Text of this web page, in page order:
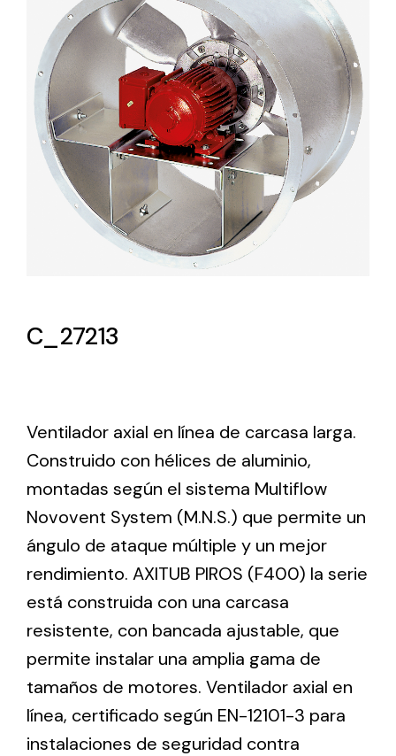
Lighting and Electrical
Equipment
Complete solutions in lighting and electrical
material for each project and need
Ventilation
The incorporation of Novovent into the group
meant a greater offer of ventilation products for
different uses
Iluminación Solar
de necesidades.
C_27213
Ventilador axial en línea de carcasa larga.
Construido con hélices de aluminio,
montadas según el sistema Multiflow
Novovent System (M.N.S.) que permite un
ángulo de ataque múltiple y un mejor
rendimiento. AXITUB PIROS (F400) la serie
está construida con una carcasa
resistente, con bancada ajustable, que
permite instalar una amplia gama de
tamaños de motores. Ventilador axial en
línea, certificado según EN-12101-3 para
instalaciones de seguridad contra